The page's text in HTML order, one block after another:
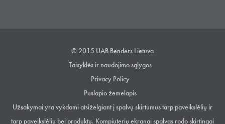
© 2015 UAB Benders Lietuva
Taisyklės ir naudojimo sąlygos
Privacy Policy
Puslapio žemelapis
Užsakymai yra vykdomi atsiželgiant į spalvų skirtumus tarp paveikslėlių ir
tarp paveikslėlių bei produktų. Kompiuterių ekranai spalvas rodo skirtingai